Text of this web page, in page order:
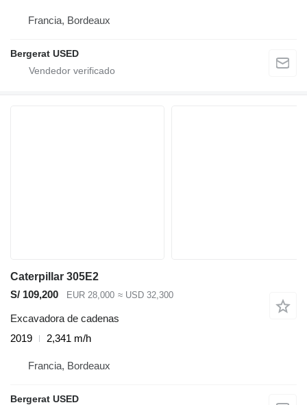
Francia, Bordeaux
Bergerat USED
Caterpillar 305E2
S/ 109,200
EUR 28,000 ≈ USD 32,300
Excavadora de cadenas
2019
2,341 m/h
Francia, Bordeaux
Bergerat USED